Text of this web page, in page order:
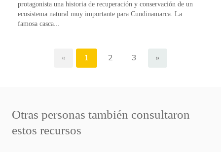
protagonista una historia de recuperación y conservación de un
ecosistema natural muy importante para Cundinamarca. La
famosa casca...
« 1 2 3 »
Otras personas también consultaron
estos recursos